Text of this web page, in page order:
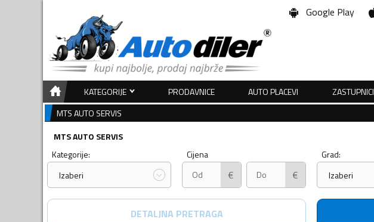
Google Play
KATEGORIJE PRODAVNICE AUTO PLACEVI ZASTUPNICI
MTS AUTO SERVIS
MTS AUTO SERVIS
Kategorije:
Izaberi
Cijena
€ €
Grad:
Izaberi
DETALJNA PRETRAGA